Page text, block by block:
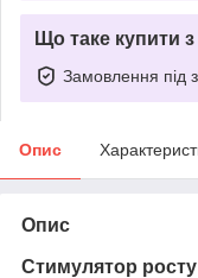
Що таке купити
Замовлення під
Опис
Опис
Стимулятор росту